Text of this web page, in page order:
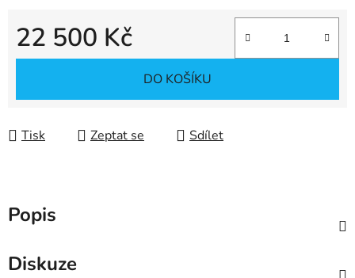
22 500 Kč
Měrná cena:
DO KOŠÍKU
Tisk Zeptat se Sdílet
Popis
Diskuze